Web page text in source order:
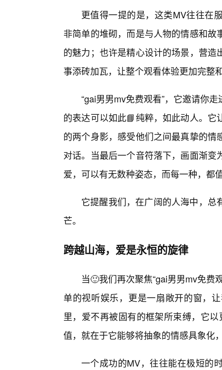
更值得一提的是，这类MV往往在
非简单的堆砌，而是与人物的情感和
的魅力；也许是精心设计的场景，营
事添砖加瓦，让整个观看体验更加完整
“gai男男mv免费观看”，它邀请你
的表达可以如此📘纯粹，如此动人。
的两个身影，感受他们之间最真挚的
对话。当最后一个音符落下，画面渐
爱，可以有无数种姿态，而每一种，都
它提醒我们，在广阔的人海中，
芒。
跨越山海，爱是永恒的旋律
当🙂我们再次聚焦“gai男男mv免费
单的视听娱乐，更是一扇敞开的窗，
里，爱不再被固有的框架所束缚，它
值，就在于它能够将抽象的情感具象化
一个成功的MV，往往能在极短的